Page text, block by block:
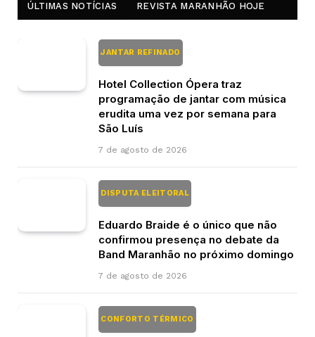
ÚLTIMAS NOTÍCIAS REVISTA MARANHÃO HOJE
JANTAR REFINADO
Hotel Collection Ópera traz
programação de jantar com música
erudita uma vez por semana para
São Luís
7 de agosto de 2026
DISPUTA ELEITORAL
Eduardo Braide é o único que não
confirmou presença no debate da
Band Maranhão no próximo domingo
7 de agosto de 2026
CONFORTO TÉRMICO